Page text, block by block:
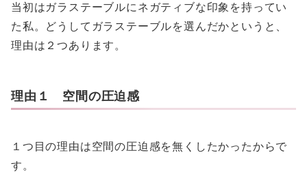
当初はガラステーブルにネガティブな印象を持ってい
た私。どうしてガラステーブルを選んだかというと、
理由は２つあります。
理由１ 空間の圧迫感
１つ目の理由は空間の圧迫感を無くしたかったからで
す。